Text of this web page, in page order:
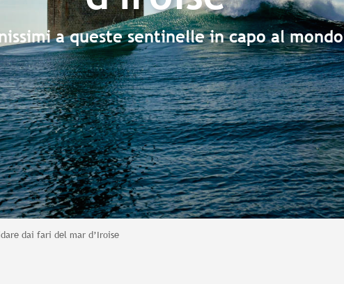
a queste sentinelle in capo al mondo
dai fari del mar d’Iroise